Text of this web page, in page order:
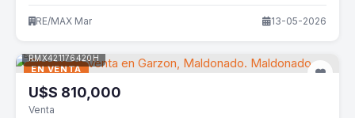
RE/MAX Mar 13-05-2026
EN VENTA
RMX421176420H
U$S 810,000
Venta